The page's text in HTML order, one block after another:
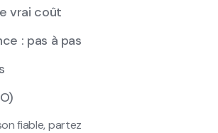
vrai coût
: pas à pas
fiable, partez